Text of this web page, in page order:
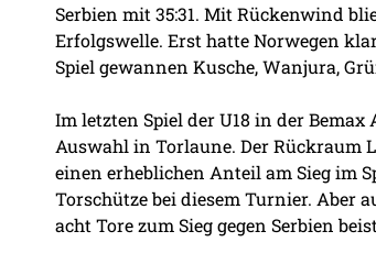
Serbien mit 35:31. Mit Rückenwind
Erfolgswelle. Erst hatte Norwegen
Spiel gewannen Kusche, Wanjura,
Im letzten Spiel der U18 in der
Auswahl in Torlaune. Der Rückraum
einen erheblichen Anteil am Sieg im
Torschütze bei diesem Turnier. Aber
acht Tore zum Sieg gegen Serbien